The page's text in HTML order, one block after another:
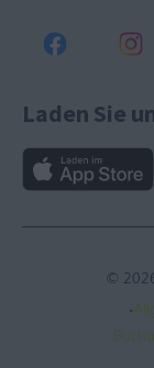
Laden Sie
©
·